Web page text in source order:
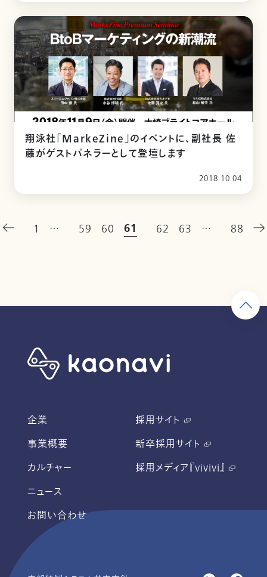
り登場
翔泳社「MarkeZine」のイベントに、副社長 佐
藤がゲストパネラーとして登壇します
2018.10.04
1 … 59 60 61 62 63 … 88
企業
事業概要
カルチャー
ニュース
お問い合わせ
採用サイト
新卒採用サイト
採用メディア『vivivi』